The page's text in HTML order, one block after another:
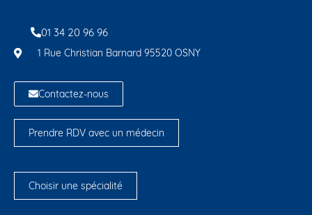
01 34 20 96 96
1 Rue Christian Barnard 95520 OSNY
Contactez-nous
Prendre RDV avec un médecin
Choisir une spécialité